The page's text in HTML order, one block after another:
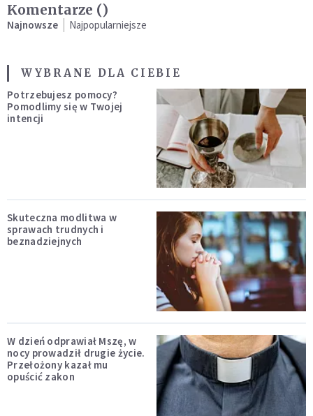
Komentarze ()
Najnowsze Najpopularniejsze
WYBRANE DLA CIEBIE
Potrzebujesz pomocy?
Pomodlimy się w Twojej
intencji
Skuteczna modlitwa w
sprawach trudnych i
beznadziejnych
W dzień odprawiał Mszę, w
nocy prowadził drugie życie.
Przełożony kazał mu
opuścić zakon